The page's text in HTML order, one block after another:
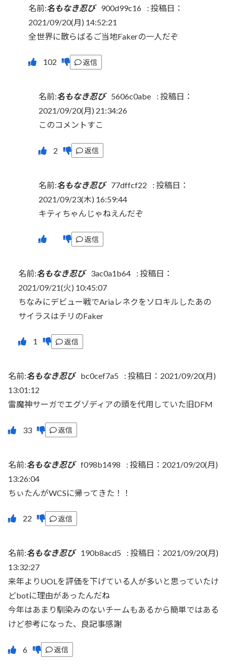
名前:名もなき忍び 900d99c16 : 投稿日：
2021/09/20(月) 14:52:21
全世界に散らばるご当地Fakerの一人だぞ
返信
名前:名もなき忍び 5606c0abe : 投稿日：
2021/09/20(月) 21:34:26
このコメントすこ
返信
名前:名もなき忍び 77dffcf22 : 投稿日：
2021/09/23(木) 16:59:44
キティちゃんじゃねえんだぞ
返信
名前:名もなき忍び 3ac0a1b64 : 投稿日：
2021/09/21(火) 10:45:07
ちなみにデビュー戦でAriaレネクをソロキルしたあの
サイラスはチリのFaker
返信
名前:名もなき忍び bc0cef7a5 : 投稿日：2021/09/20(月)
13:01:12
雷魔神サーガでエグゾディアの頭を代用していた旧DFM
返信
名前:名もなき忍び f098b1498 : 投稿日：2021/09/20(月)
13:26:04
ちぃたんがWCSに帰ってきた！！
返信
名前:名もなき忍び 190b8acd5 : 投稿日：2021/09/20(月)
13:32:27
来年よりUOLを評価を下げている人が多いと思っていたけ
どbotに理由があったんだね
今年はあまり馴染みのないチームもあるから簡単ではある
けど参考になった、良記事感謝
返信